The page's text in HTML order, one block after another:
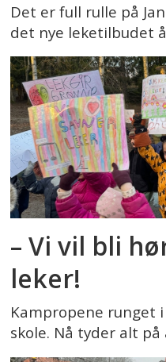
Det er full rulle på
det nye leketilbudet
– Vi vil bli
leker!
Kampropene runget
skole. Nå tyder alt